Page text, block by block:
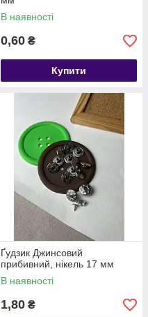
В наявності
0,60 ₴
Купити
Ґудзик Джинсовий
прибивний, нікель 17 мм
В наявності
1,80 ₴